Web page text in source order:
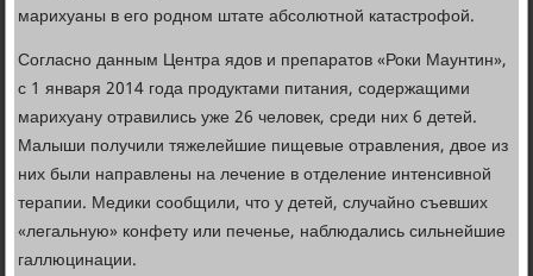
марихуаны в его родном штате абсолютной катастрофой.
Согласно данным Центра ядов и препаратов «Роки Маунтин»,
с 1 января 2014 года продуктами питания, содержащими
марихуану отравились уже 26 человек, среди них 6 детей.
Малыши получили тяжелейшие пищевые отравления, двое из
них были направлены на лечение в отделение интенсивной
терапии. Медики сообщили, что у детей, случайно съевших
«легальную» конфету или печенье, наблюдались сильнейшие
галлюцинации.